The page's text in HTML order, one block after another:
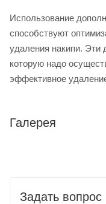
Использование
способствуют
удаления накипи. Эти
которую надо
эффективное
Галерея
Задать вопрос